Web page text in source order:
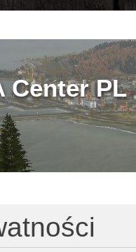
Center PL